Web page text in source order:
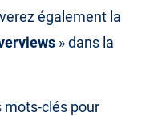
également la
» dans la
mots-clés pour